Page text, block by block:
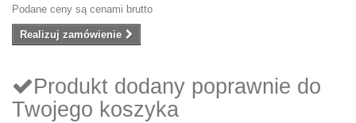
Podane ceny są cenami brutto
Realizuj zamówienie
Produkt dodany poprawnie do
Twojego koszyka